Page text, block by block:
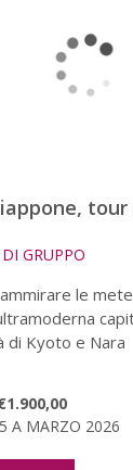
tour
GRUPPO
le
di Kyoto e Nara
A MARZO 2026